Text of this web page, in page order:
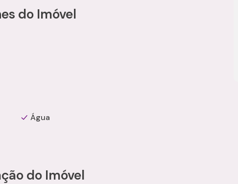
do Imóvel
Água
do Imóvel